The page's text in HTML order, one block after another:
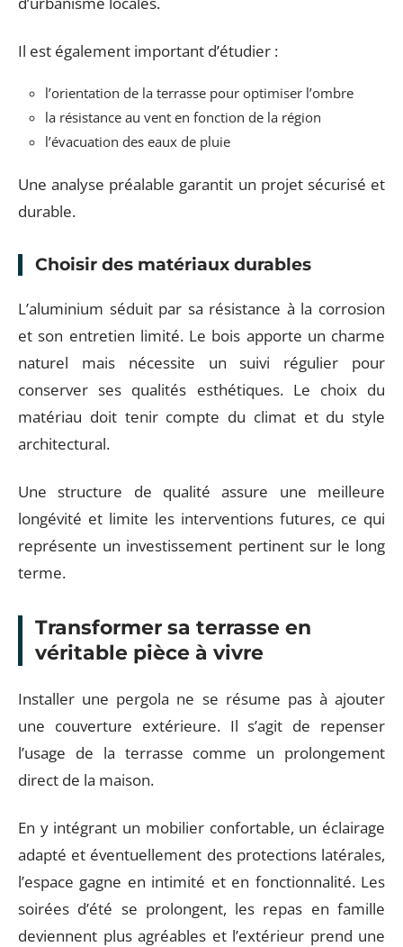
Il est également important d’étudier :
l’orientation de la terrasse pour optimiser l’ombre
la résistance au vent en fonction de la région
l’évacuation des eaux de pluie
Une analyse préalable garantit un projet sécurisé et
durable.
Choisir des matériaux durables
L’aluminium séduit par sa résistance à la corrosion
et son entretien limité. Le bois apporte un charme
naturel mais nécessite un suivi régulier pour
conserver ses qualités esthétiques. Le choix du
matériau doit tenir compte du climat et du style
architectural.
Une structure de qualité assure une meilleure
longévité et limite les interventions futures, ce qui
représente un investissement pertinent sur le long
terme.
Transformer sa terrasse en
véritable pièce à vivre
Installer une pergola ne se résume pas à ajouter
une couverture extérieure. Il s’agit de repenser
l’usage de la terrasse comme un prolongement
direct de la maison.
En y intégrant un mobilier confortable, un éclairage
adapté et éventuellement des protections latérales,
l’espace gagne en intimité et en fonctionnalité. Les
soirées d’été se prolongent, les repas en famille
deviennent plus agréables et l’extérieur prend une